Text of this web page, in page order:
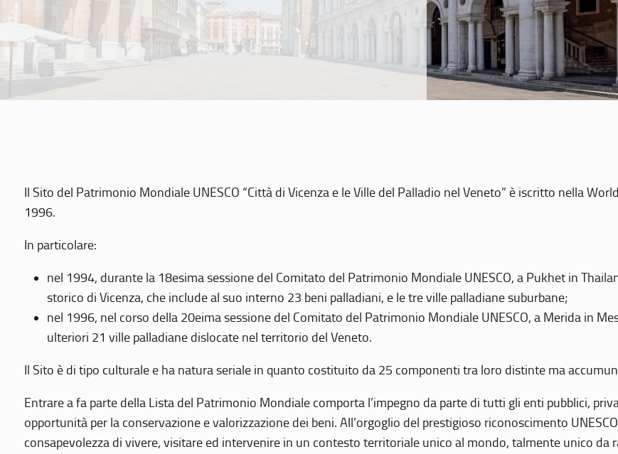
Il Sito del Patrimonio Mondiale UNESCO “Città di Vicenza e le Ville del Palladio nel Veneto” è iscritto nella
1996.
In particolare:
nel 1994, durante la 18esima sessione del Comitato del Patrimonio Mondiale UNESCO, a Pukhet in
storico di Vicenza, che include al suo interno 23 beni palladiani, e le tre ville palladiane suburbane;
nel 1996, nel corso della 20eima sessione del Comitato del Patrimonio Mondiale UNESCO, a Merida in
ulteriori 21 ville palladiane dislocate nel territorio del Veneto.
Il Sito è di tipo culturale e ha natura seriale in quanto costituito da 25 componenti tra loro distinte ma
Entrare a fa parte della Lista del Patrimonio Mondiale comporta l’impegno da parte di tutti gli enti pubblici,
opportunità per la conservazione e valorizzazione dei beni. All’orgoglio del prestigioso riconoscimento
consapevolezza di vivere, visitare ed intervenire in un contesto territoriale unico al mondo, talmente unico